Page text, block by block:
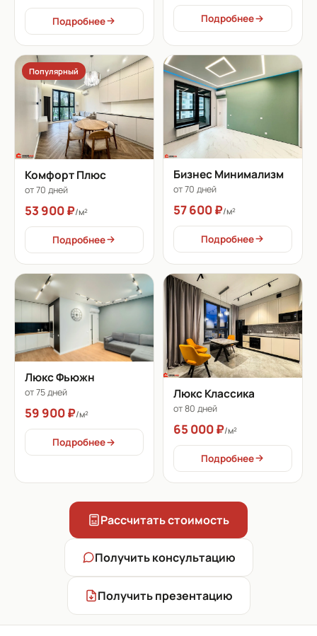
Подробнее Подробнее
Популярный
Комфорт Плюс
от 70 дней
53 900 ₽/м²
Подробнее
Бизнес Минимализм
от 70 дней
57 600 ₽/м²
Подробнее
Люкс Фьюжн
от 75 дней
59 900 ₽/м²
Подробнее
Люкс Классика
от 80 дней
65 000 ₽/м²
Подробнее
Рассчитать стоимость
Получить консультацию
Получить презентацию